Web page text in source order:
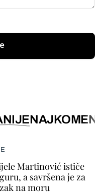
Martinović ističe
a savršena je za
na moru